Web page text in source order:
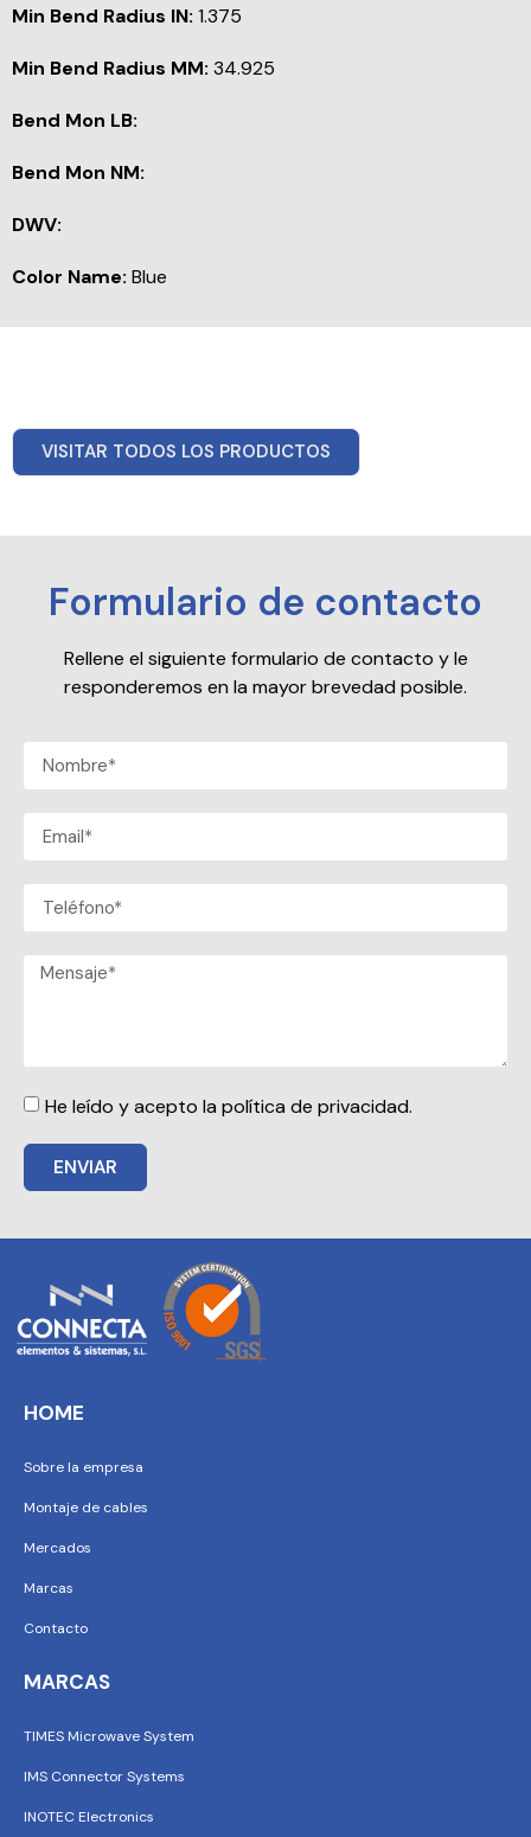
Min Bend Radius IN: 1.375
Min Bend Radius MM: 34.925
Bend Mon LB:
Bend Mon NM:
DWV:
Color Name: Blue
VISITAR TODOS LOS PRODUCTOS
Formulario de contacto
Rellene el siguiente formulario de contacto y le
responderemos en la mayor brevedad posible.
He leído y acepto la política de privacidad.
ENVIAR
HOME
Sobre la empresa
Montaje de cables
Mercados
Marcas
Contacto
MARCAS
TIMES Microwave System
IMS Connector Systems
INOTEC Electronics